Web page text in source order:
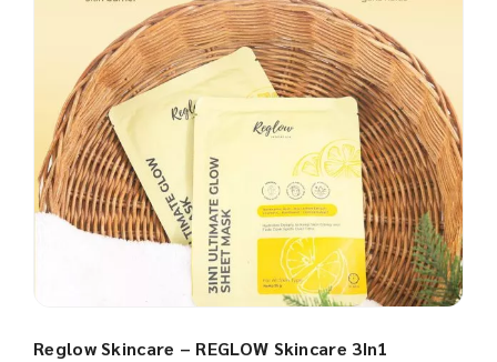
Reglow Skincare – REGLOW Skincare 3In1